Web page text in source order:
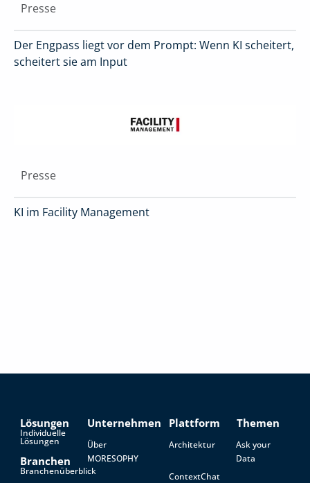
Presse
Der Engpass liegt vor dem Prompt: Wenn KI scheitert,
scheitert sie am Input
Presse
KI im Facility Management
Lösungen
Individuelle
Lösungen
Branchen
Branchenüberblick
Unternehmen
Über
MORESOPHY
Plattform
Architektur
ContextChat
Themen
Ask your
Data